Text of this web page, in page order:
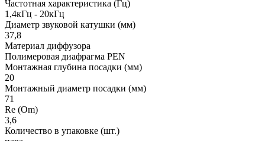
Частотная характеристика (Гц)
1,4кГц - 20кГц
Диаметр звуковой катушки (мм)
37,8
Материал диффузора
Полимеровая диафрагма PEN
Монтажная глубина посадки (мм)
20
Монтажный диаметр посадки (мм)
71
Re (Om)
3,6
Количество в упаковке (шт.)